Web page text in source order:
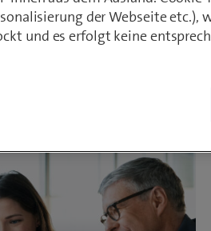
wird
der Webseite etc.),
und es erfolgt keine